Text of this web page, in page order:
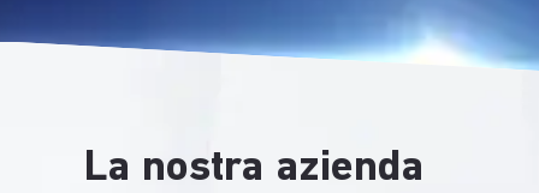
La nostra azienda